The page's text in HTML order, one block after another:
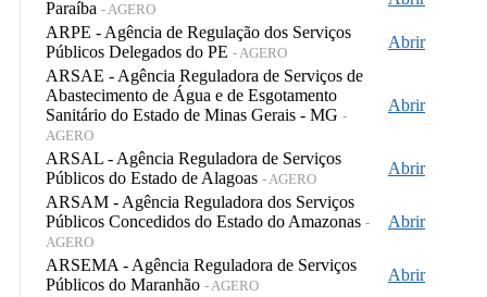
Paraíba - AGERO
ARPE - Agência de Regulação dos Serviços
Públicos Delegados do PE - AGERO
Abrir
ARSAE - Agência Reguladora de Serviços de
Abastecimento de Água e de Esgotamento
Sanitário do Estado de Minas Gerais - MG -
AGERO
Abrir
ARSAL - Agência Reguladora de Serviços
Públicos do Estado de Alagoas - AGERO
Abrir
ARSAM - Agência Reguladora dos Serviços
Públicos Concedidos do Estado do Amazonas -
AGERO
Abrir
ARSEMA - Agência Reguladora de Serviços
Públicos do Maranhão - AGERO
Abrir